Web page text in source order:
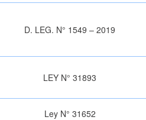
D. LEG. N° 1549 – 2019
LEY N° 31893
Ley N° 31652